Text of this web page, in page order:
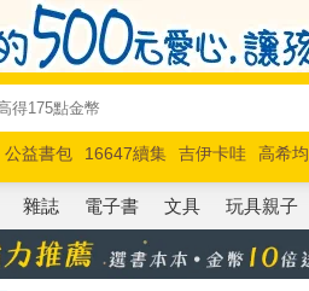
公益書包 16647續集 吉伊卡哇 高希均
馬斯克 玩具總動員5 超慢跑
雜誌 電子書 文具 玩具親子